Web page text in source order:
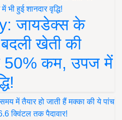
जायडेक्स के
खेती की
50% कम, उपज में